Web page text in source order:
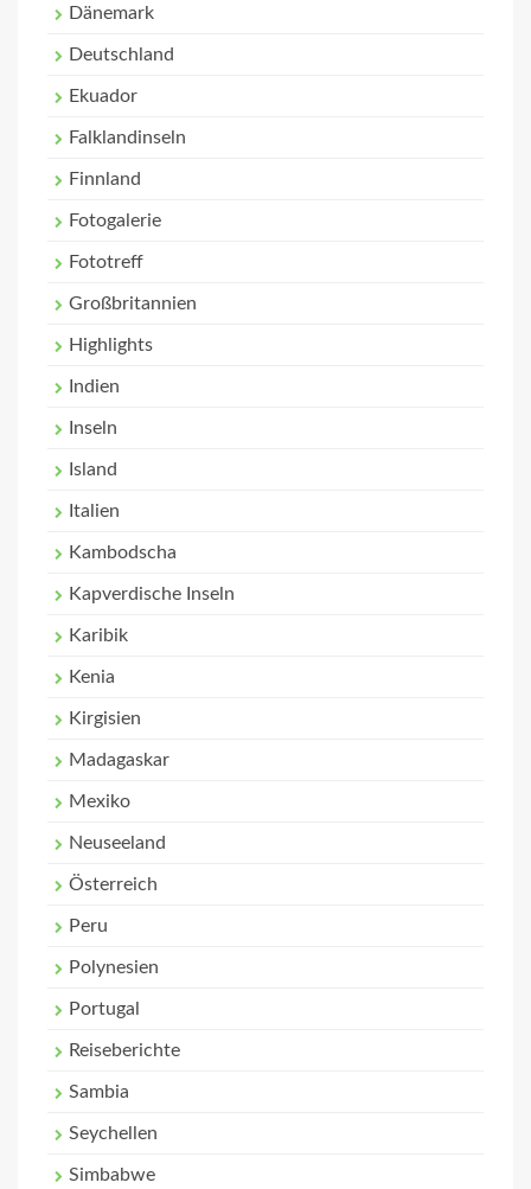
Dänemark
Deutschland
Ekuador
Falklandinseln
Finnland
Fotogalerie
Fototreff
Großbritannien
Highlights
Indien
Inseln
Island
Italien
Kambodscha
Kapverdische Inseln
Karibik
Kenia
Kirgisien
Madagaskar
Mexiko
Neuseeland
Österreich
Peru
Polynesien
Portugal
Reiseberichte
Sambia
Seychellen
Simbabwe